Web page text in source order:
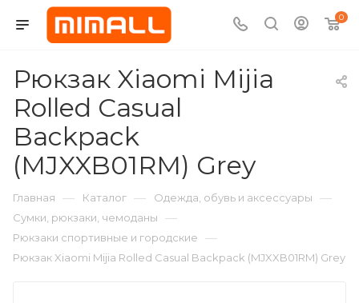
0
Рюкзак Xiaomi Mijia
Rolled Casual
Backpack
(MJXXB01RM) Grey
Главная — Каталог — Одежда, обувь и аксессуары —
Сумки, рюкзаки, чемоданы —
Рюкзаки спортивные и городские —
Рюкзак Xiaomi Mijia Rolled Casual Backpack (MJXXB01RM) Grey